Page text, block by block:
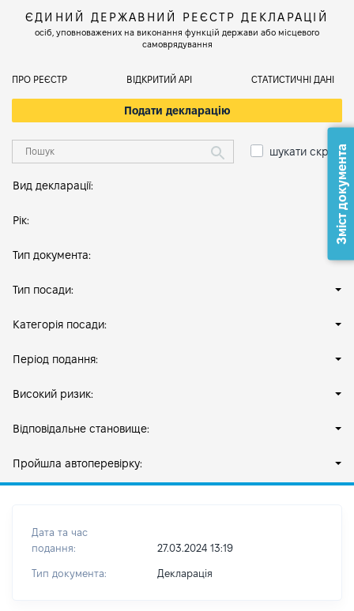
ЄДИНИЙ ДЕРЖАВНИЙ РЕЄСТР ДЕКЛАРАЦІЙ
осіб, уповноважених на виконання функцій держави або місцевого
самоврядування
ПРО РЕЄСТР ВІДКРИТИЙ АРІ СТАТИСТИЧНІ ДАНІ
Подати декларацію
шукати скрізь
Вид декларації:
Рік:
Тип документа:
Тип посади:
Категорія посади:
Період подання:
Високий ризик:
Відповідальне становище:
Пройшла автоперевірку:
Дата та час
подання:
27.03.2024 13:19
Тип документа: Декларація
Зміст документа